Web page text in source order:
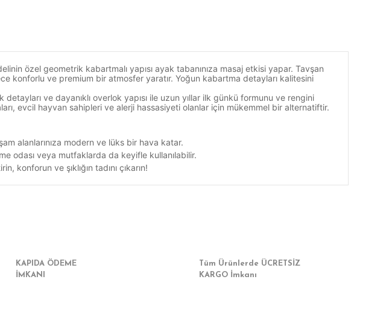
özel geometrik kabartmalı yapısı ayak tabanınıza masaj etkisi yapar. Tavşan
konforlu ve premium bir atmosfer yaratır. Yoğun kabartma detayları kalitesini
ve dayanıklı overlok yapısı ile uzun yıllar ilk günkü formunu ve rengini
evcil hayvan sahipleri ve alerji hassasiyeti olanlar için mükemmel bir alternatiftir.
alanlarınıza modern ve lüks bir hava katar.
odası veya mutfaklarda da keyifle kullanılabilir.
konforun ve şıklığın tadını çıkarın!
KAPIDA ÖDEME
İMKANI
Tüm Ürünlerde ÜCRETSİZ
KARGO İmkanı